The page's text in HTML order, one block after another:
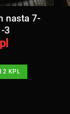
nasta 7-
3
2 KPL